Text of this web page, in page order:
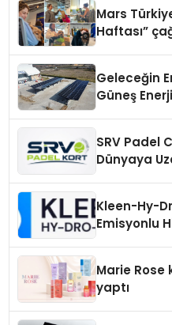
Mars
Haftası”
Geleceğin
Güneş
SRV Padel
Dünyaya
Kleen-Hy-
Emisyonlu
Marie
yaptı